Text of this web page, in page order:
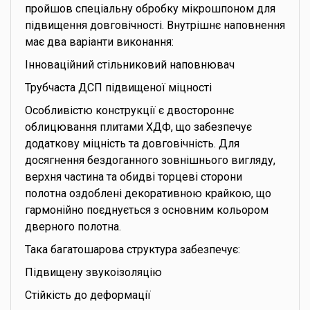
пройшов спеціальну обробку мікрошпоном для
підвищення довговічності. Внутрішнє наповнення
має два варіанти виконання:
Інноваційний стільниковий наповнювач
Трубчаста ДСП підвищеної міцності
Особливістю конструкції є двостороннє
облицювання плитами ХДФ, що забезпечує
додаткову міцність та довговічність. Для
досягнення бездоганного зовнішнього вигляду,
верхня частина та обидві торцеві сторони
полотна оздоблені декоративною крайкою, що
гармонійно поєднується з основним кольором
дверного полотна.
Така багатошарова структура забезпечує:
Підвищену звукоізоляцію
Стійкість до деформації